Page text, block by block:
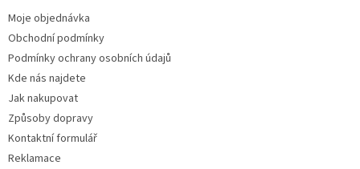
Moje objednávka
Obchodní podmínky
Podmínky ochrany osobních údajů
Kde nás najdete
Jak nakupovat
Způsoby dopravy
Kontaktní formulář
Reklamace